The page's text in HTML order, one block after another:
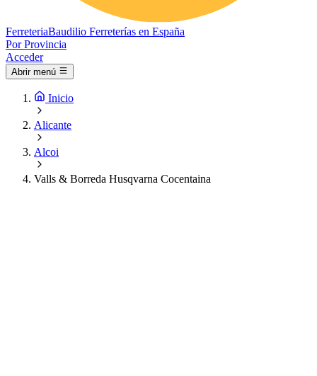
FerreteriaBaudilio Ferreterías en España
Por Provincia
Acceder
Abrir menú
Inicio
Alicante
Alcoi
Valls & Borreda Husqvarna Cocentaina